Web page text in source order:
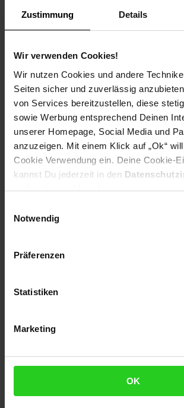
Zustimmung Details
Wir verwenden Cookies!
Wir nutzen Cookies und andere
Seiten sicher und zuverlässig
von Services bereitzustellen, diese
sowie Werbung entsprechend Deinen
unserer Homepage, Social Media und
anzuzeigen. Mit einem Klick auf „Ok“
Cookie Verwendung ein. Deine Cookie-
kannst Du jederzeit in den
ändern bzw. widerrufen.
Notwendig
Präferenzen
Statistiken
Marketing
OK
Abmessungen
Breite: 60 cm
Höhe: 35 cm
Höhe Ablagefach: 16 cm
Holzstärke: ca. 1,5 cm
Weitere Abmessungen findest Du im
Farbe
Kompletter Tisch: Schwarz matt
Kleinere Risse, Astlöcher und
typisch für Massivholz, da es sich um
Jeder Tisch ist von Hand gefertigt -
Unebenheiten kommen, die jeden
Dank der Pulverbeschichtung sind die
Korpus: schwarz lackiertes Mango
Beine: schwarz pulverbeschichtetes